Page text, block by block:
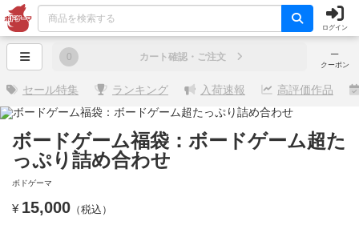
ログイン
─
クーポン
0 カート確認・ご注文
セール特集 ランキング 入荷速報 高評価作品
ボードゲーム福袋：ボードゲーム超た
っぷり詰め合わせ
ボドゲーマ
¥ 15,000 （税込）